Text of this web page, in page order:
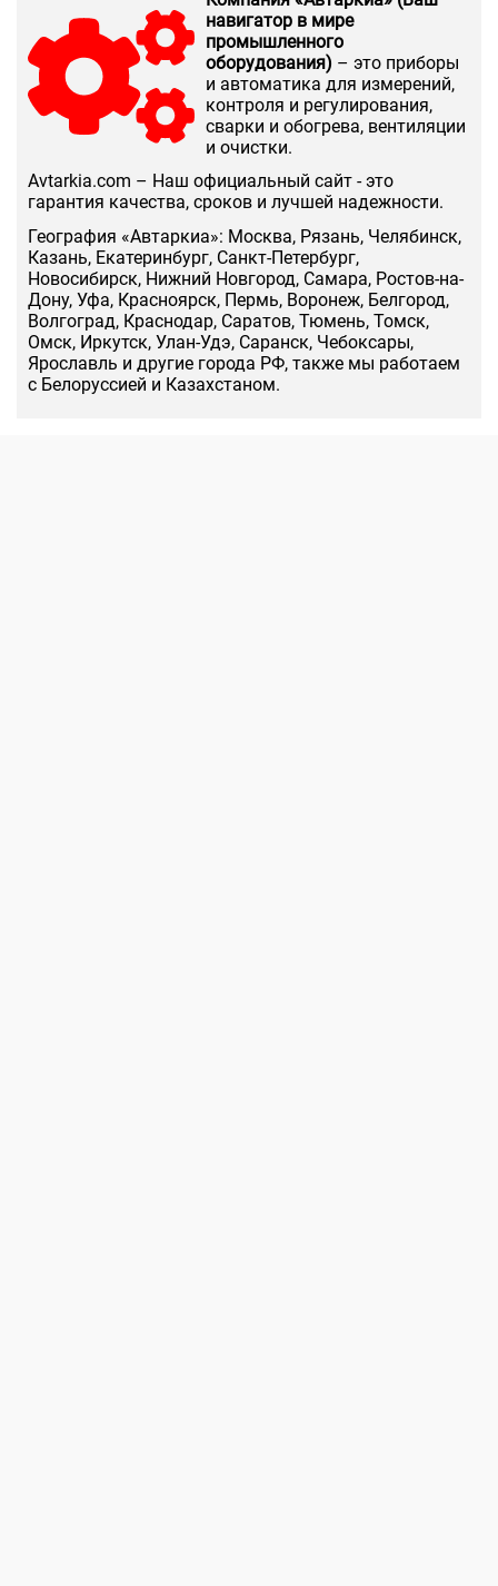
навигатор в мире
промышленного
оборудования) – это приборы
и автоматика для измерений,
контроля и регулирования,
сварки и обогрева, вентиляции
и очистки.
Аvtarkia.com – Наш официальный сайт - это
гарантия качества, сроков и лучшей надежности.
География «Автаркиа»: Москва, Рязань, Челябинск,
Казань, Екатеринбург, Санкт-Петербург,
Новосибирск, Нижний Новгород, Самара, Ростов-на-
Дону, Уфа, Красноярск, Пермь, Воронеж, Белгород,
Волгоград, Краснодар, Саратов, Тюмень, Томск,
Омск, Иркутск, Улан-Удэ, Саранск, Чебоксары,
Ярославль и другие города РФ, также мы работаем
с Белоруссией и Казахстаном.